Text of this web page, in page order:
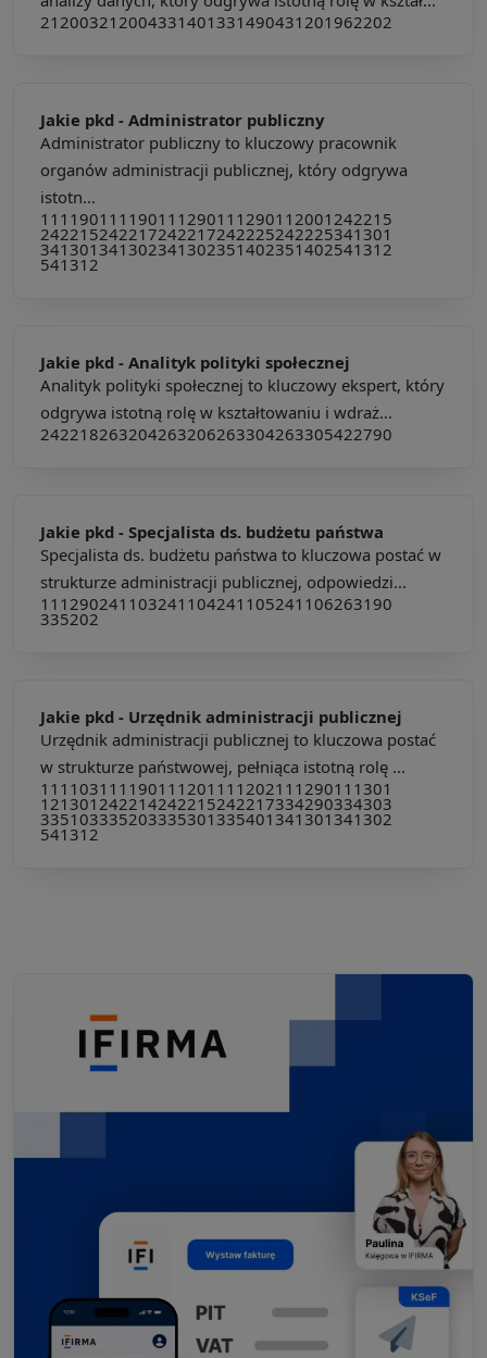
212003212004331401331490431201 962202
Jakie pkd - Administrator publiczny
Administrator publiczny to kluczowy pracownik
organów administracji publicznej, który odgrywa
istotn...
111190111190111290111290112001 242215
242215242217242217242225242225341301
341301341302341302351402351402541312
541312
Jakie pkd - Analityk polityki społecznej
Analityk polityki społecznej to kluczowy ekspert, który
odgrywa istotną rolę w kształtowaniu i wdraż...
242218263204263206263304263305422790
Jakie pkd - Specjalista ds. budżetu państwa
Specjalista ds. budżetu państwa to kluczowa postać w
strukturze administracji publicznej, odpowiedzi...
111290241103241104241105241106263190
335202
Jakie pkd - Urzędnik administracji publicznej
Urzędnik administracji publicznej to kluczowa postać
w strukturze państwowej, pełniąca istotną rolę ...
111103111190111201 111202111290111301
121301 242214242215242217334290334303
335103335203335301335401341301341302
541312